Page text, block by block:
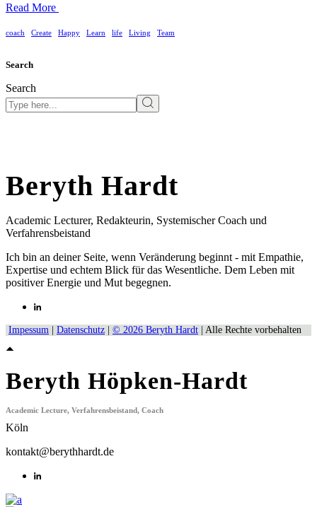
Read More
coach Create Happy Learn life Living Team
Search
Search
Beryth Hardt
Academic Lecturer, Redakteurin, Systemischer Coach und
Verfahrensbeistand
Ich bin an deiner Seite, wenn Veränderung beginnt - mit Empathie,
Expertise und echtem Blick für das Wesentliche. Dem Leben mit
positiver Energie und Mut begegnen.
Impessum Datenschutz © 2026 Beryth Hardt | Alle Rechte vorbehalten
Beryth Höpken-Hardt
Academic Lecture, Verfahrensbeistand, Coach
Köln
kontakt@berythhardt.de